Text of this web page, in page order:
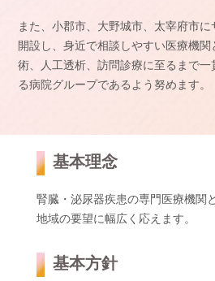
また、小郡市、大野城市、太宰府市
開設し、身近で相談しやすい医療機
術、人工透析、訪問診療に至るまで
る病院グループであるよう努めます。
基本理念
腎臓・泌尿器疾患の専門医療機関
地域の要望に幅広く応えます。
基本方針